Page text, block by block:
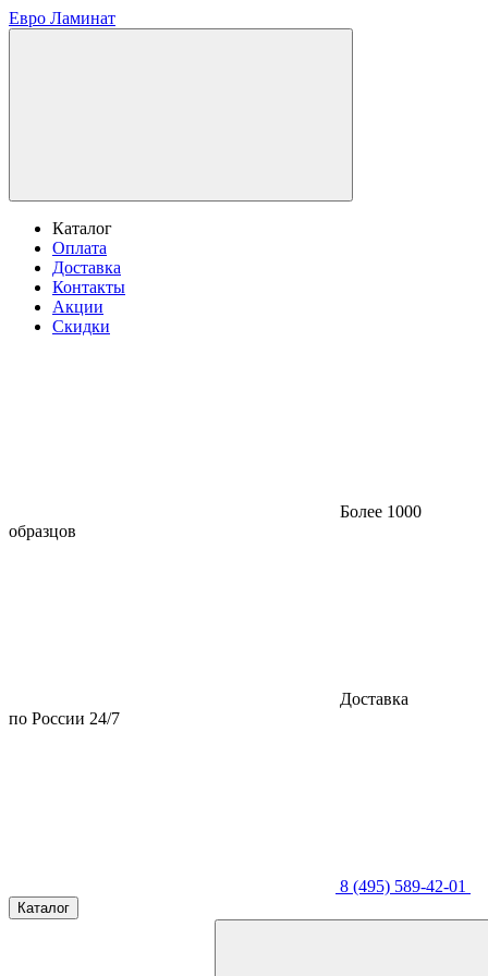
Евро Ламинат
Каталог
Оплата
Доставка
Контакты
Акции
Скидки
Более 1000
образцов
Доставка
по России 24/7
8 (495) 589-42-01
Каталог